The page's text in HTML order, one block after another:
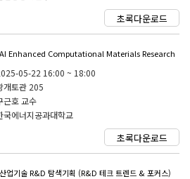
초록다운로드
Enhanced Computational Materials Research
05-22 16:00 ~ 18:00
개토관 205
근호 교수
국에너지공과대학교
초록다운로드
업기술 R&D 탐색기획 (R&D 테크 트렌드 & 포커스)